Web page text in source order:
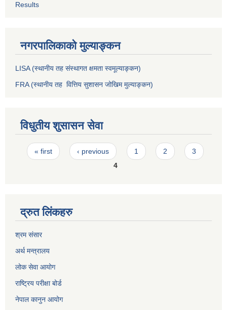
Results
नगरपालिकाको मुल्याङ्कन
LISA (स्थानीय तह संस्थागत क्षमता स्वमूल्याङ्कन)
FRA (स्थानीय तह वित्तिय सुशासन जोखिम मुल्याङ्कन)
विधुतीय शुसासन सेवा
Pages
« first ‹ previous 1 2
3
4
द्रुत लिंकहरु
श्रम संसार
अर्थ मन्त्रालय
लोक सेवा आयोग
राष्ट्रिय परीक्षा बोर्ड
नेपाल कानुन आयोग